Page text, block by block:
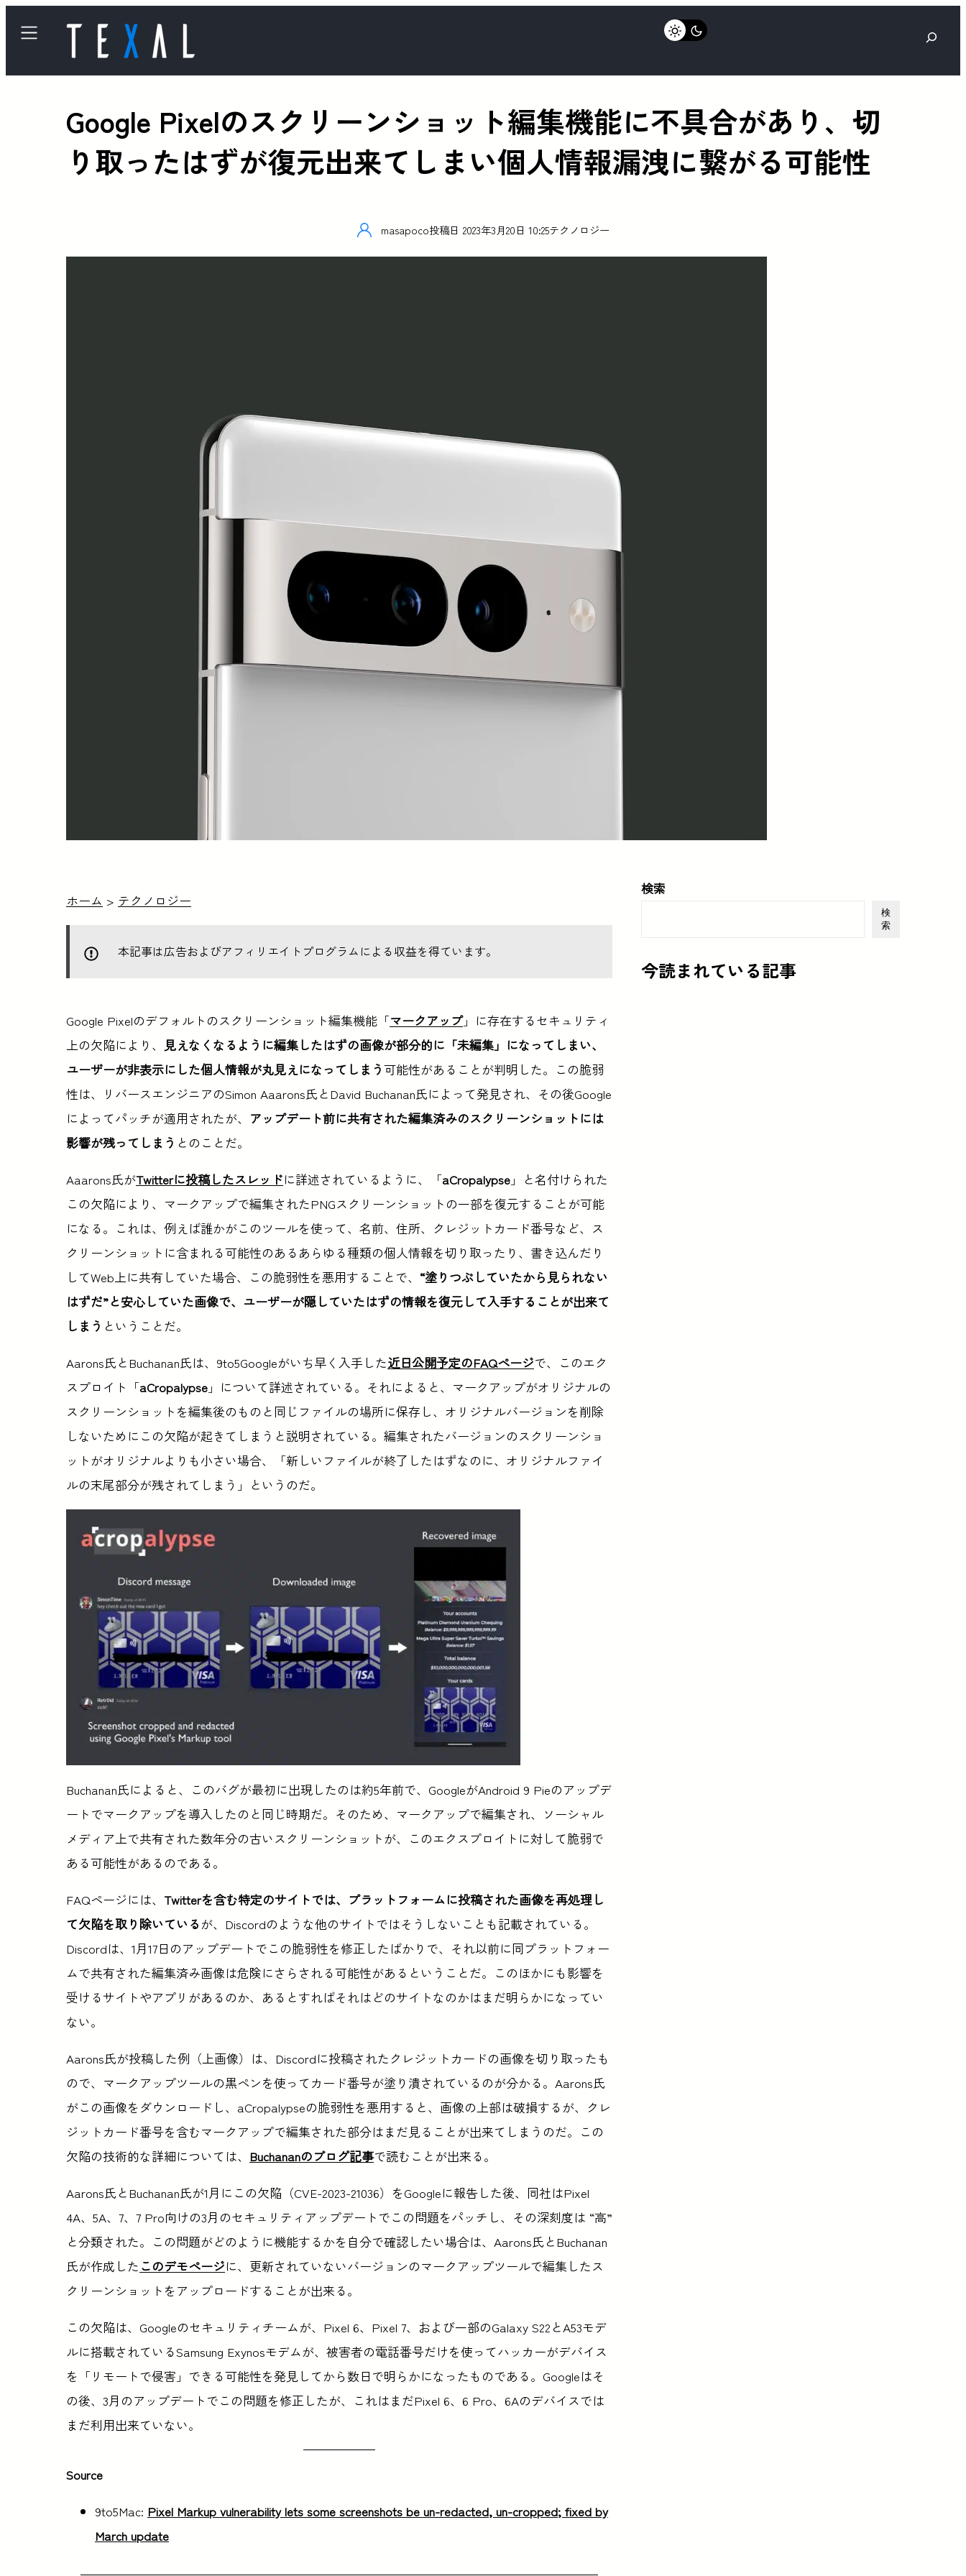
検
Google Pixelのスクリーンショット編集機能に不具合があり、切
り取ったはずが復元出来てしまい個人情報漏洩に繋がる可能性
masapoco投稿日 2023年3月20日 10:25テクノロジー
ホーム > テクノロジー
本記事は広告およびアフィリエイトプログラムによる収益を得ています。
Google Pixelのデフォルトのスクリーンショット編集機能「マークアップ」に存在するセキュリティ
上の欠陥により、 見えなくなるように編集したはずの画像が部分的に「未編集」になってしまい、
ユーザーが非表示にした個人情報が丸見えになってしまう可能性があることが判明した。この脆弱
性は、リバースエンジニアのSimon Aaarons氏とDavid Buchanan氏によって発見され、その後Google
によってパッチが適用されたが、 アップデート前に共有された編集済みのスクリーンショットには
影響が残ってしまう とのことだ。
Aaarons氏がTwitterに投稿したスレッドに詳述されているように、「aCropalypse 」と名付けられた
この欠陥により、マークアップで編集されたPNGスクリーンショットの一部を復元することが可能
になる。これは、例えば誰かがこのツールを使って、名前、住所、クレジットカード番号など、ス
クリーンショットに含まれる可能性のあるあらゆる種類の個人情報を切り取ったり、書き込んだり
してWeb上に共有していた場合、この脆弱性を悪用することで、 “塗りつぶしていたから見られない
はずだ”と安心していた画像で、ユーザーが隠していたはずの情報を復元して入手することが出来て
しまう ということだ。
Aarons氏とBuchanan氏は、9to5Googleがいち早く入手した近日公開予定のFAQページで、このエク
スプロイト「aCropalypse 」について詳述されている。それによると、マークアップがオリジナルの
スクリーンショットを編集後のものと同じファイルの場所に保存し、オリジナルバージョンを削除
しないためにこの欠陥が起きてしまうと説明されている。編集されたバージョンのスクリーンショ
ットがオリジナルよりも小さい場合、「新しいファイルが終了したはずなのに、オリジナルファイ
ルの末尾部分が残されてしまう」というのだ。
Buchanan氏によると、このバグが最初に出現したのは約5年前で、GoogleがAndroid 9 Pieのアップデ
ートでマークアップを導入したのと同じ時期だ。そのため、マークアップで編集され、ソーシャル
メディア上で共有された数年分の古いスクリーンショットが、このエクスプロイトに対して脆弱で
ある可能性があるのである。
FAQページには、 Twitterを含む特定のサイトでは、プラットフォームに投稿された画像を再処理し
て欠陥を取り除いている が、Discordのような他のサイトではそうしないことも記載されている。
Discordは、1月17日のアップデートでこの脆弱性を修正したばかりで、それ以前に同プラットフォー
ムで共有された編集済み画像は危険にさらされる可能性があるということだ。このほかにも影響を
受けるサイトやアプリがあるのか、あるとすればそれはどのサイトなのかはまだ明らかになってい
ない。
Aarons氏が投稿した例（上画像）は、Discordに投稿されたクレジットカードの画像を切り取ったも
ので、マークアップツールの黒ペンを使ってカード番号が塗り潰されているのが分かる。Aarons氏
がこの画像をダウンロードし、aCropalypseの脆弱性を悪用すると、画像の上部は破損するが、クレ
ジットカード番号を含むマークアップで編集された部分はまだ見ることが出来てしまうのだ。この
欠陥の技術的な詳細については、 Buchananのブログ記事で読むことが出来る。
Aarons氏とBuchanan氏が1月にこの欠陥（CVE-2023-21036）をGoogleに報告した後、同社はPixel
4A、5A、7、7 Pro向けの3月のセキュリティアップデートでこの問題をパッチし、その深刻度は “高”
と分類された。この問題がどのように機能するかを自分で確認したい場合は、Aarons氏とBuchanan
氏が作成した このデモページに、更新されていないバージョンのマークアップツールで編集したス
クリーンショットをアップロードすることが出来る。
この欠陥は、Googleのセキュリティチームが、Pixel 6、Pixel 7、および一部のGalaxy S22とA53モデ
ルに搭載されているSamsung Exynosモデムが、被害者の電話番号だけを使ってハッカーがデバイス
を「リモートで侵害」できる可能性を発見してから数日で明らかになったものである。Googleはそ
の後、3月のアップデートでこの問題を修正したが、これはまだPixel 6、6 Pro、6Aのデバイスでは
まだ利用出来ていない。
Source
9to5Mac: Pixel Markup vulnerability lets some screenshots be un-redacted, un-cropped; fixed by
March update
検索
検
索
今読まれている記事